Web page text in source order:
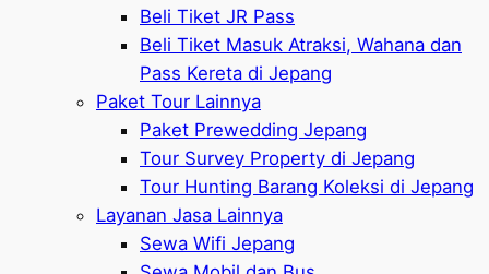
Beli Tiket JR Pass
Beli Tiket Masuk Atraksi, Wahana dan
Pass Kereta di Jepang
Paket Tour Lainnya
Paket Prewedding Jepang
Tour Survey Property di Jepang
Tour Hunting Barang Koleksi di Jepang
Layanan Jasa Lainnya
Sewa Wifi Jepang